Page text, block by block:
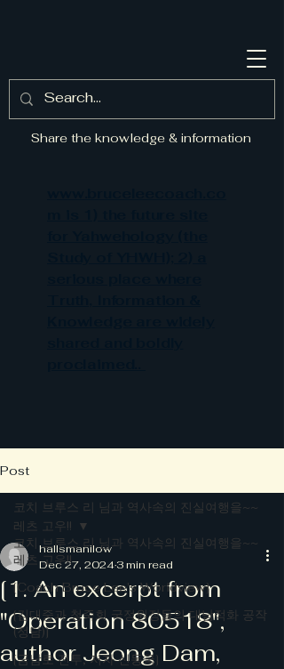
Share the knowledge & information
Post
코치 브루스 리 님과 역사속의 진실여행을~~
레츠 고우!!
[Coach Bruce Lee's Worldview]
[김대중과 청죽회 국정원장들의 대남적화 공작
(정담)]
[금남로 전투, 저자 신동국]
코치 브루스 리 님과 역사속의 진실여행을~~
레츠 고우!!
[1. An excerpt from
"Operation 80518",
author Jeong Dam,
hallsmanilow
Dec 27, 20243 min read